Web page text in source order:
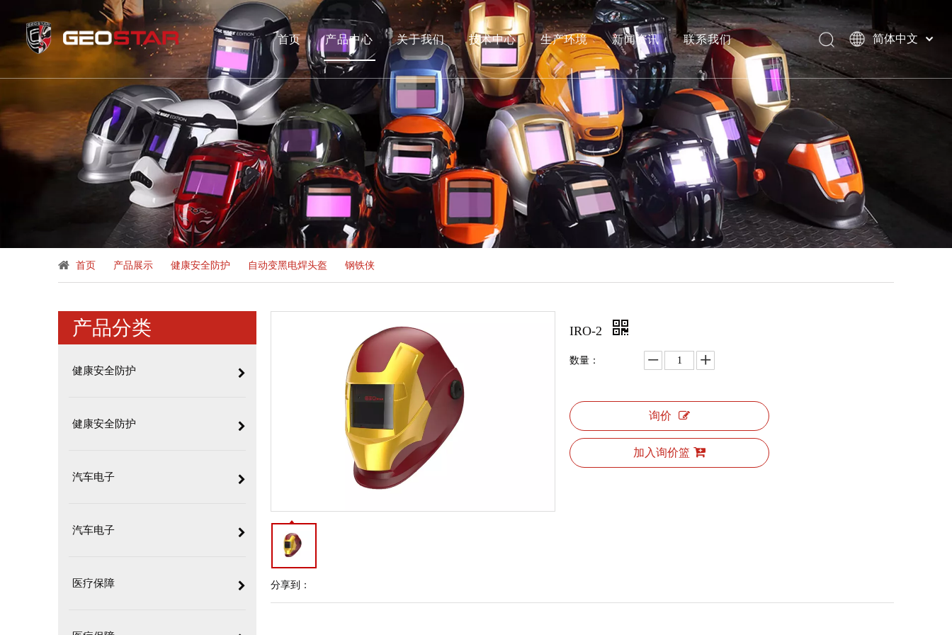
首页 产品中心 关于我们
荣誉
技术中心 生产环境 新闻资讯 联系我们
简体中文
English
首页 产品展示 健康安全防护 自动变黑电焊头盔 钢铁侠
产品分类
健康安全防护
健康安全防护
汽车电子
汽车电子
医疗保障 分享到：
IRO-2
数量：
询价
加入询价篮